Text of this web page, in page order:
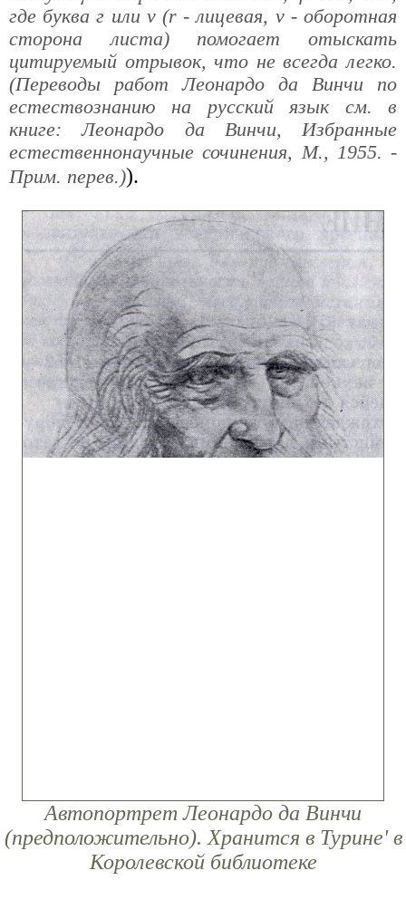
где буква г или v (r - лицевая, v - оборотная
сторона листа) помогает отыскать
цитируемый отрывок, что не всегда легко.
(Переводы работ Леонардо да Винчи по
естествознанию на русский язык см. в
книге: Леонардо да Винчи, Избранные
естественнонаучные сочинения, М., 1955. -
Прим. перев.)).
Автопортрет Леонардо да Винчи
(предположительно). Хранится в Турине' в
Королевской библиотеке